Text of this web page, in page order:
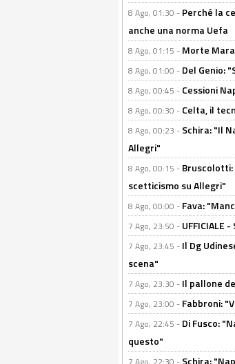
8 Ago, 01:30 - Perché la
anche una norma Uefa
8 Ago, 01:15 - Morte
8 Ago, 01:00 - Del Genio:
8 Ago, 00:45 - Cessioni
8 Ago, 00:30 - Celta, il
8 Ago, 00:23 - Schira: "Il
Allegri"
8 Ago, 00:15 - Bruscolotti:
scetticismo su Allegri"
8 Ago, 00:00 - Fava:
7 Ago, 23:50 -
7 Ago, 23:45 - Il Dg
scena"
7 Ago, 23:30 - Il pallone
7 Ago, 23:00 - Fabbroni:
7 Ago, 22:45 - Di Fusco:
questo"
Schira: